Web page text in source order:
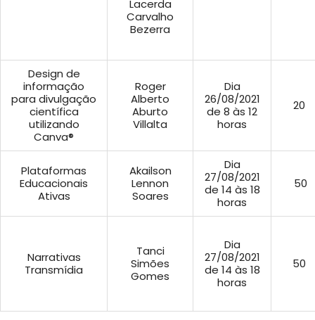
Lacerda
Carvalho
Bezerra
Design de
informação
para divulgação
científica
utilizando
Canva®
Roger
Alberto
Aburto
Villalta
Dia
26/08/2021
de 8 às 12
horas
20
Plataformas
Educacionais
Ativas
Akailson
Lennon
Soares
Dia
27/08/2021
de 14 às 18
horas
50
Narrativas
Transmídia
Tanci
Simões
Gomes
Dia
27/08/2021
de 14 às 18
horas
50